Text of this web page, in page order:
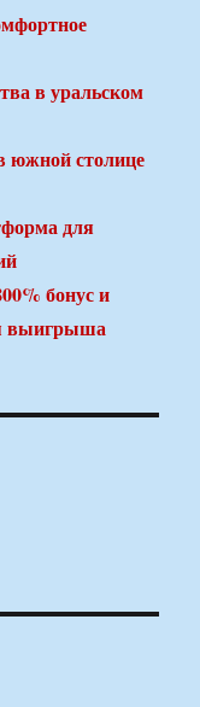
в уральском
южной столице
для
бонус и
выигрыша